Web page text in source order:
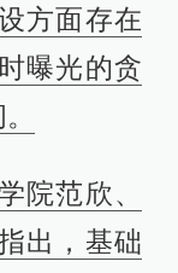
方面存在
曝光的贪
院范欣、
出，基础